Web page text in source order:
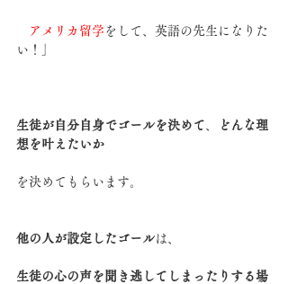
アメリカ留学 をして、英語の先生になりた
い！」
生徒が自分自身でゴールを決めて
どんな理
想を叶えたいか
を決めてもらいます。
他の人が設定したゴールは、
生徒の心の声を聞き逃してしまったりする場